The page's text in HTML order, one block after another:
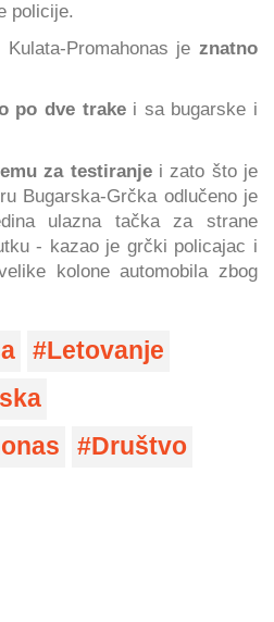
policije.
Promahonas je znatno
po dve trakei sa bugarske i
za testiranjei zato što je
Bugarska-Grčka odlučeno je
ulazna tačka za strane
- kazao je grčki policajac i
kolone automobila zbog
Letovanje
Društvo